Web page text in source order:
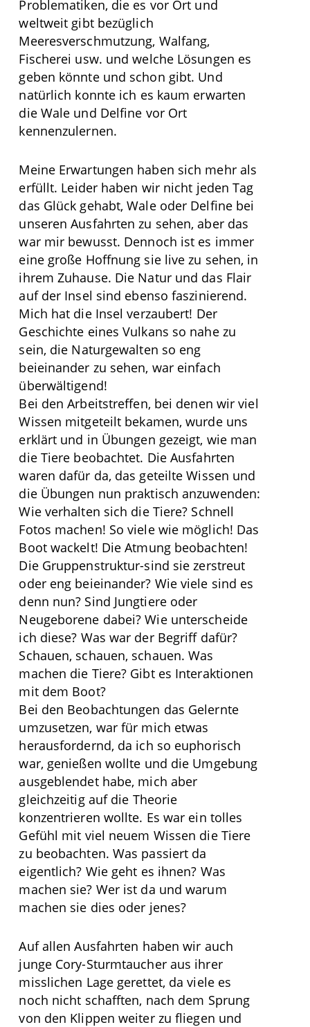
Problematiken, die es vor Ort und
weltweit gibt bezüglich
Meeresverschmutzung, Walfang,
Fischerei usw. und welche Lösungen es
geben könnte und schon gibt. Und
natürlich konnte ich es kaum erwarten
die Wale und Delfine vor Ort
kennenzulernen.
Meine Erwartungen haben sich mehr als
erfüllt. Leider haben wir nicht jeden Tag
das Glück gehabt, Wale oder Delfine bei
unseren Ausfahrten zu sehen, aber das
war mir bewusst. Dennoch ist es immer
eine große Hoffnung sie live zu sehen, in
ihrem Zuhause. Die Natur und das Flair
auf der Insel sind ebenso faszinierend.
Mich hat die Insel verzaubert! Der
Geschichte eines Vulkans so nahe zu
sein, die Naturgewalten so eng
beieinander zu sehen, war einfach
überwältigend!
Bei den Arbeitstreffen, bei denen wir viel
Wissen mitgeteilt bekamen, wurde uns
erklärt und in Übungen gezeigt, wie man
die Tiere beobachtet. Die Ausfahrten
waren dafür da, das geteilte Wissen und
die Übungen nun praktisch anzuwenden:
Wie verhalten sich die Tiere? Schnell
Fotos machen! So viele wie möglich! Das
Boot wackelt! Die Atmung beobachten!
Die Gruppenstruktur-sind sie zerstreut
oder eng beieinander? Wie viele sind es
denn nun? Sind Jungtiere oder
Neugeborene dabei? Wie unterscheide
ich diese? Was war der Begriff dafür?
Schauen, schauen, schauen. Was
machen die Tiere? Gibt es Interaktionen
mit dem Boot?
Bei den Beobachtungen das Gelernte
umzusetzen, war für mich etwas
herausfordernd, da ich so euphorisch
war, genießen wollte und die Umgebung
ausgeblendet habe, mich aber
gleichzeitig auf die Theorie
konzentrieren wollte. Es war ein tolles
Gefühl mit viel neuem Wissen die Tiere
zu beobachten. Was passiert da
eigentlich? Wie geht es ihnen? Was
machen sie? Wer ist da und warum
machen sie dies oder jenes?
Auf allen Ausfahrten haben wir auch
junge Cory-Sturmtaucher aus ihrer
misslichen Lage gerettet, da viele es
noch nicht schafften, nach dem Sprung
von den Klippen weiter zu fliegen und